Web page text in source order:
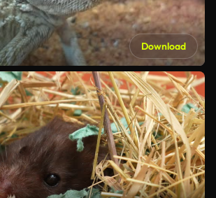
Download